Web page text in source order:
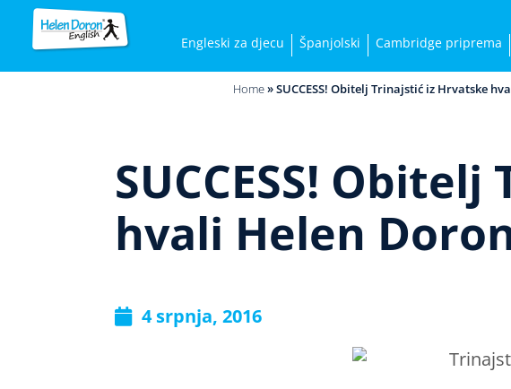
Engleski za djecu Španjolski Cambridge priprema
Home»SUCCESS! Obitelj Trinajstić iz Hrvatske
SUCCESS!
hvali Helen
4 srpnja, 2016